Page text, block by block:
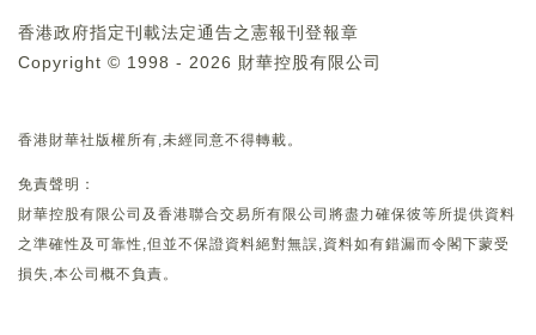
香港政府指定刊載法定通告之憲報刊登報章
Copyright © 1998 - 2026 財華控股有限公司
香港財華社版權所有,未經同意不得轉載。
免責聲明：
財華控股有限公司及香港聯合交易所有限公司將盡力確保彼等所提供資料
之準確性及可靠性,但並不保證資料絕對無誤,資料如有錯漏而令閣下蒙受
損失,本公司概不負責。